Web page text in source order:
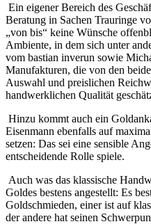
Ein eigener Bereich des
Beratung in Sachen Trauringe
„von bis“ keine Wünsche
Ambiente, in dem sich unter
vom bastian inverun sowie
Manufakturen, die von den
Auswahl und preislichen
handwerklichen Qualität
Hinzu kommt auch ein
Eisenmann ebenfalls auf
setzen: Das sei eine sensible
entscheidende Rolle spiele.
Auch was das klassische
Goldes bestens angestellt: Es
Goldschmieden, einer ist auf
der andere hat seinen